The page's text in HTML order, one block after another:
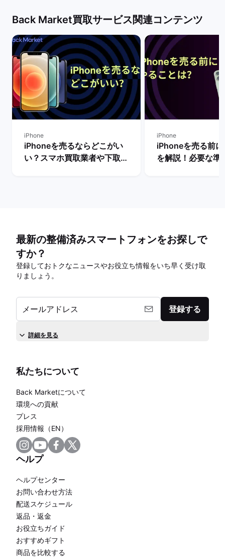
Back Market買取サービス関連コンテンツ
iPhone
iPhoneを売るならどこがい
い？スマホ買取業者や下取り
iPhone
iPhoneを売る前
を解説！必要な準
最新の整備済みスマートフォンをお探しで
すか？
登録しておトクなニュースやお役立ち情報をいち早く受け取
りましょう。
メールアドレス 登録する
詳細を見る
私たちについて
Back Marketについて
環境への貢献
プレス
採用情報（EN）
ヘルプ
ヘルプセンター
お問い合わせ方法
配送スケジュール
返品・返金
お役立ちガイド
おすすめギフト
商品を比較する